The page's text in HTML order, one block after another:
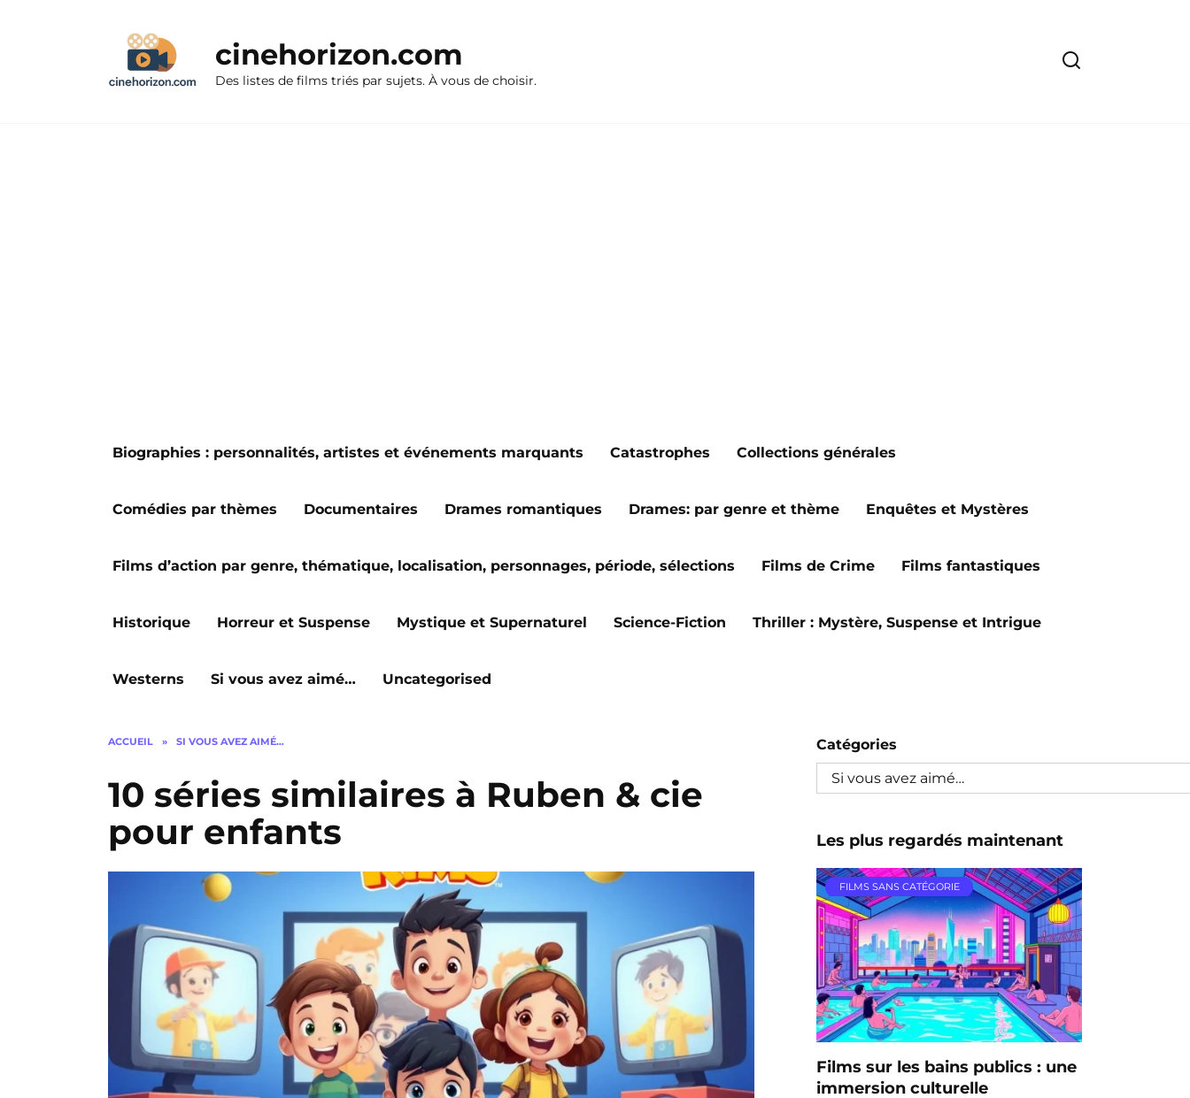
cinehorizon.com
Des listes de films triés par sujets. À vous de choisir.
Biographies : personnalités, artistes et événements marquants Catastrophes Collections générales
Comédies par thèmes Documentaires Drames romantiques Drames: par genre et thème Enquêtes et Mystères
Films d’action par genre, thématique, localisation, personnages, période, sélections Films de Crime Films fantastiques
Historique Horreur et Suspense Mystique et Supernaturel Science-Fiction Thriller : Mystère, Suspense et Intrigue
Westerns Si vous avez aimé… Uncategorised
ACCUEIL » SI VOUS AVEZ AIMÉ…
10 séries similaires à Ruben & cie
pour enfants
Catégories
Les plus regardés maintenant
FILMS SANS CATÉGORIE
Films sur les bains publics : une
immersion culturelle